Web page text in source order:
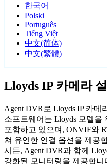
한국어
Polski
Português
Tiếng Việt
中文(简体)
中文(繁體)
Lloyds IP 카메라
Agent DVR로 Lloyds IP 카메
소프트웨어는 Lloyds 모델을
포함하고 있으며, ONVIF와
쳐 유연한 연결 옵션을 제공
시든, Agent DVR과 함께
강화된 모니터링을 제공합니